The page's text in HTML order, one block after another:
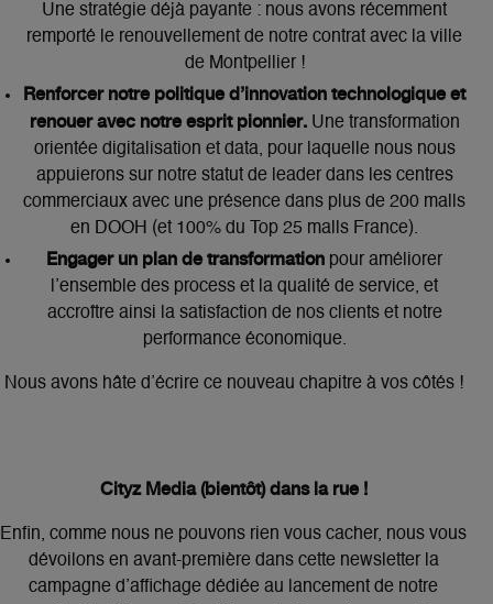
Une stratégie déjà payante : nous avons récemment
remporté le renouvellement de notre contrat avec la ville
de Montpellier !
Renforcer notre politique d’innovation technologique et
renouer avec notre esprit pionnier. Une transformation
orientée digitalisation et data, pour laquelle nous nous
appuierons sur notre statut de leader dans les centres
commerciaux avec une présence dans plus de 200 malls
en DOOH (et 100% du Top 25 malls France).
Engager un plan de transformation pour améliorer
l’ensemble des process et la qualité de service, et
accroître ainsi la satisfaction de nos clients et notre
performance économique.
Nous avons hâte d’écrire ce nouveau chapitre à vos côtés !
Cityz Media (bientôt) dans la rue !
Enfin, comme nous ne pouvons rien vous cacher, nous vous
dévoilons en avant-première dans cette newsletter la
campagne d’affichage dédiée au lancement de notre